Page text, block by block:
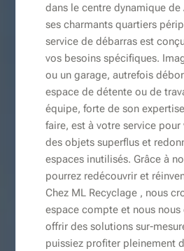
dans le centre dynamique de
ses charmants quartiers
service de débarras est
vos besoins spécifiques.
ou un garage, autrefois
espace de détente ou de
équipe, forte de son
faire, est à votre service pour
des objets superflus et
espaces inutilisés. Grâce à
pourrez redécouvrir et
Chez ML Recyclage , nous
espace compte et nous nous
offrir des solutions sur-
puissiez profiter pleinement